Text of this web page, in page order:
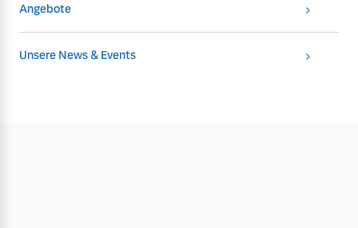
Angebote
Unsere News & Events